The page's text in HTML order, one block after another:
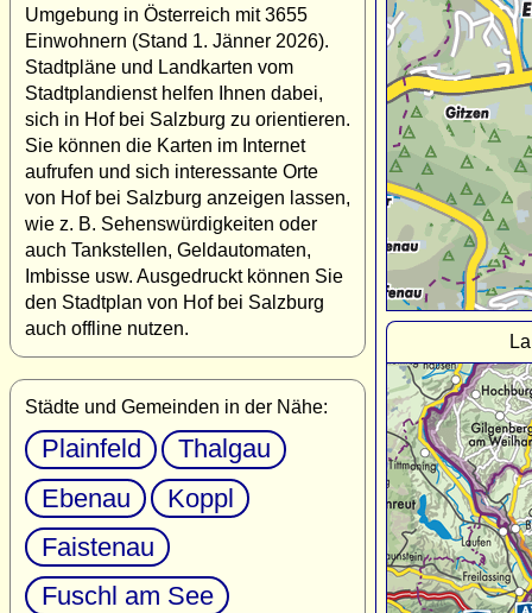
Umgebung in Österreich mit 3655
Einwohnern (Stand 1. Jänner 2026).
Stadtpläne und Landkarten vom
Stadtplandienst helfen Ihnen dabei,
sich in Hof bei Salzburg zu orientieren.
Sie können die Karten im Internet
aufrufen und sich interessante Orte
von Hof bei Salzburg anzeigen lassen,
wie z. B. Sehenswürdigkeiten oder
auch Tankstellen, Geldautomaten,
Imbisse usw. Ausgedruckt können Sie
den Stadtplan von Hof bei Salzburg
auch offline nutzen.
Städte und Gemeinden in der Nähe:
Plainfeld
Thalgau
Ebenau
Koppl
Faistenau
Fuschl am See